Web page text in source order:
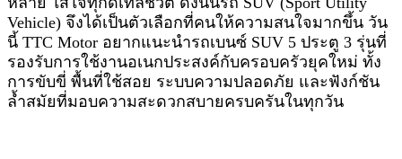
Vehicle) จึงได้เป็นตัวเลือกที่คนให้ความสนใจมากขึ้น วัน
นี้ TTC Motor อยากแนะนำรถเบนซ์ SUV 5 ประตู 3 รุ่นที่
รองรับการใช้งานอเนกประสงค์กับครอบครัวยุคใหม่ ทั้ง
การขับขี่ พื้นที่ใช้สอย ระบบความปลอดภัย และฟังก์ชัน
ล้ำสมัยที่มอบความสะดวกสบายครบครันในทุกวัน